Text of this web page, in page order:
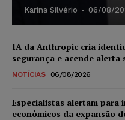
Karina Silvério - 06/08/
IA da Anthropic cria
segurança e acende
NOTÍCIAS 06/08/2026
Especialistas alertam para
econômicos da expansão